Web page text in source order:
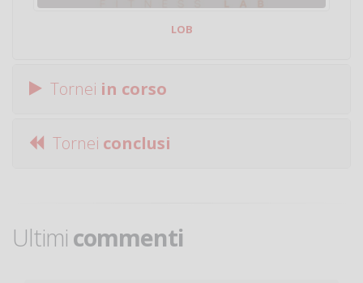
LOB
Tornei in corso
Tornei conclusi
Ultimi commenti